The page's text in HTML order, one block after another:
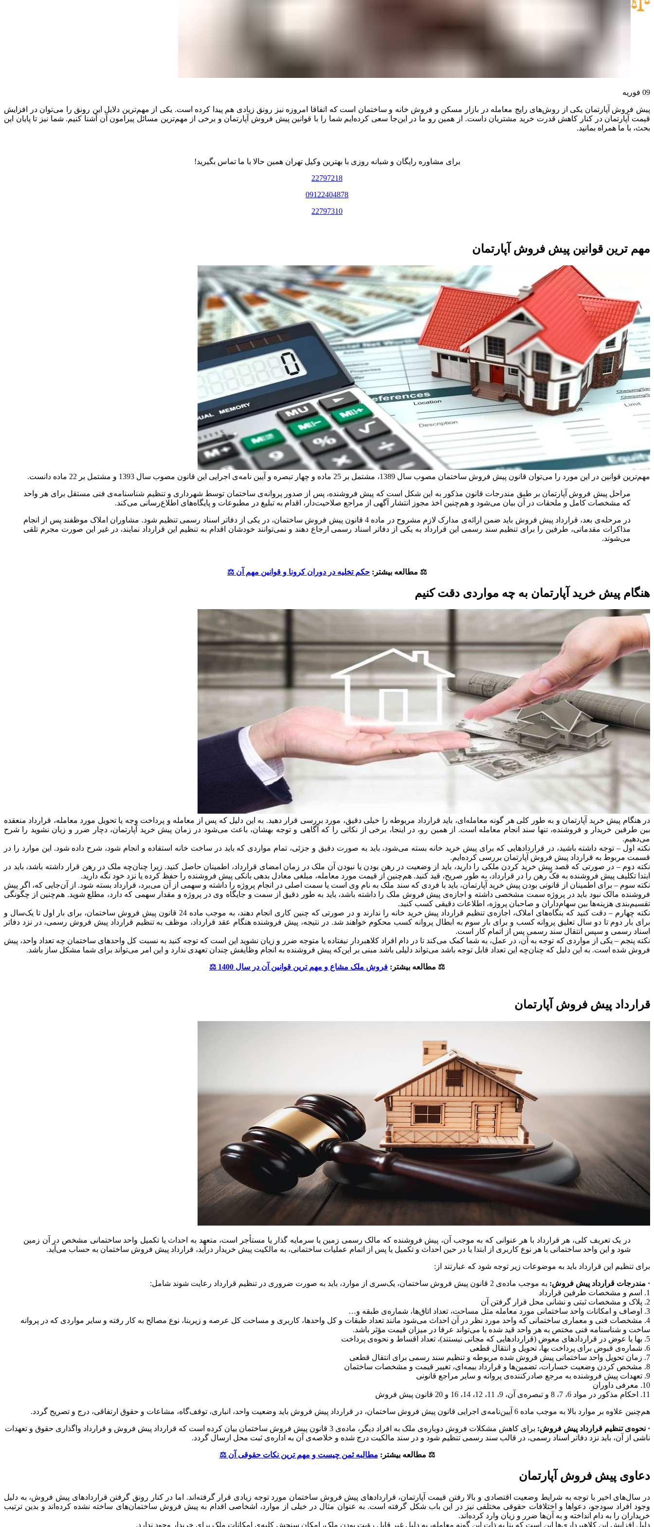
09 فوریه
پیش فروش آپارتمان یکی از روش‌های رایج معامله در بازار مسکن و فروش خانه و ساختمان است که اتفاقا امروزه نیز رونق زیادی هم پیدا کرده است. یکی از مهم‌ترین دلایل این رونق را می‌توان در افزایش
قیمت آپارتمان در کنار کاهش قدرت خرید مشتریان داست. از همین رو ما در این‌جا سعی کرده‌ایم شما را با قوانین پیش فروش آپارتمان و برخی از مهم‌ترین مسائل پیرامون آن آشنا کنیم. شما نیز تا پایان این
بحث، با ما همراه بمانید.
برای مشاوره رایگان و شبانه روزی با بهترین وکیل تهران همین حالا با ما تماس بگیرید!
22797218
09122404878
22797310
مهم ترین قوانین پیش فروش آپارتمان
مهم‌ترین قوانین در این مورد را می‌توان قانون پیش فروش ساختمان مصوب سال 1389، مشتمل بر 25 ماده و چهار تبصره و آیین نامه‌ی اجرایی این قانون مصوب سال 1393 و مشتمل بر 22 ماده دانست.
مراحل پیش فروش آپارتمان بر طبق مندرجات قانون مذکور به این شکل است که پیش فروشنده، پس از صدور پروانه‌ی ساختمان توسط شهرداری و تنظیم شناسنامه‌ی فنی مستقل برای هر واحد
که مشخصات کامل و ملحقات در آن بیان می‌‌شود و هم‌چنین اخذ مجوز انتشار آگهی از مراجع صلاحیت‌دار، اقدام به تبلیغ در مطبوعات و پایگاه‌‌های اطلاع‌رسانی می‌کند.
در مرحله‌ی بعد، قرارداد پیش فروش باید ضمن ارائه‌ی مدارک لازم مشروح در ماده 4 قانون پیش فروش ساختمان، در یکی از دفاتر اسناد رسمی تنظیم شود. مشاوران املاک موظفند پس از انجام
مذاکرات مقدماتی، طرفین را برای تنظیم سند رسمی این قرارداد به یکی از دفاتر اسناد رسمی ارجاع دهند و نمی‌‌توانند خودشان اقدام به تنظیم این قرارداد نمایند، در غیر این صورت مجرم تلقی
می‌‌شوند.
⚖️ مطالعه بیشتر: حکم تخلیه در دوران کرونا و قوانین مهم آن ⚖️
هنگام پیش خرید آپارتمان به چه مواردی دقت کنیم
در هنگام پیش خرید آپارتمان و به طور کلی هر گونه معامله‌ای، باید قرارداد مربوطه را خیلی دقیق، مورد بررسی قرار دهید. به این دلیل که پس از معامله و پرداخت وجه یا تحویل مورد معامله، قرارداد منعقده
بین طرفین خریدار و فروشنده، تنها سند انجام معامله است. از همین رو، در اینجا، برخی از نکاتی را که آگاهی و توجه بهشان، باعث می‌شود در زمان پیش خرید آپارتمان، دچار ضرر و زیان نشوید را شرح
می‌دهیم.
نکته اول – توجه داشته باشید، در قراردادهایی که برای پیش خرید خانه بسته می‌شود، باید به صورت دقیق و جزئی، تمام مواردی که باید در ساخت خانه استفاده و انجام شود، شرح داده شود. این موارد را در
قسمت مربوط به قرارداد پیش فروش آپارتمان بررسی کرده‌ایم.
نکته دوم – در صورتی که قصد پیش خرید کردن ملکی را دارید، باید از وضعیت در رهن بودن یا نبودن آن ملک در زمان امضای قرارداد، اطمینان حاصل کنید. زیرا چنان‌چه ملک در رهن قرار داشته باشد، باید در
ابتدا تکلیف پیش فروشنده به فکّ رهن را در قرارداد، به طور صریح، قید کنید. هم‌چنین از قیمت مورد معامله، مبلغی معادل بدهی بانکی پیش فروشنده را حفظ کرده یا نزد خود نگه دارید.
نکته سوم – برای اطمینان از قانونی بودن پیش خرید آپارتمان، باید با فردی که سند ملک به نام وی است یا سمت اصلی در انجام پروژه را داشته و سهمی از آن می‌برد، قرارداد بسته شود. از آن‌جایی که، اگر پیش
فروشنده مالک نبود باید در پروژه سمت مشخصی داشته و اجازه‌ی پیش فروش ملک را داشته باشد، باید به طور دقیق از سمت و جایگاه وی در پروژه و مقدار سهمی که دارد، مطلع شوید. هم‌چنین از چگونگی
تقسیم‌بندی هزینه‌ها بین سهام‌داران و صاحبان پروژه، اطلاعات دقیقی کسب کنید.
نکته چهارم – دقت کنید که بنگاه‌های املاک، اجازه‌ی تنظیم قرارداد پیش خرید خانه را ندارند و در صورتی که چنین کاری انجام دهند، به موجب ماده 24 قانون پیش فروش ساختمان، برای بار اول تا یک‌سال و
برای بار دوم تا دو سال تعلیق پروانه کسب و برای بار سوم به ابطال پروانه کسب محکوم خواهند شد. در نتیجه، پیش فروشنده هنگام عقد قرارداد، موظف به تنظیم قرارداد پیش فروش رسمی، در نزد دفاتر
اسناد رسمی و سپس انتقال سند رسمی پس از اتمام کار است.
نکته پنجم – یکی از مواردی که توجه به آن، در عمل، به شما کمک می‌کند تا در دام افراد کلاهبردار نیفتاده یا متوجه ضرر و زیان نشوید این است که توجه کنید به نسبت کل واحدهای ساختمان چه تعداد واحد، پیش
فروش شده است. به این دلیل که چنان‌چه این تعداد قابل توجه باشد می‌تواند دلیلی باشد مبنی بر این‌که پیش فروشنده به انجام وظایفش چندان تعهدی ندارد و این امر می‌تواند برای شما مشکل ساز باشد.
⚖️ مطالعه بیشتر: فروش ملک مشاع و مهم ترین قوانین آن در سال 1400 ⚖️
قرارداد پیش فروش آپارتمان
در یک تعریف کلی، هر قرارداد با هر عنوانی که به موجب آن، پیش فروشنده که مالک رسمی زمین یا سرمایه گذار یا مستأجر است، متعهد به احداث یا تکمیل واحد ساختمانی مشخص در آن زمین
شود و این واحد ساختمانی با هر نوع کاربری از ابتدا یا در حین احداث و تکمیل یا پس از اتمام عملیات ساختمانی، به مالکیت پیش خریدار درآید، قرارداد پیش فروش ساختمان به حساب می‌آید.
برای تنظیم این قرارداد باید به موضوعات زیر توجه شود که عبارتند از:
· مندرجات قرارداد پیش فروش: به موجب ماده‌ی 2 قانون پیش فروش ساختمان، یک‌سری از موارد، باید به صورت ضروری در تنظیم قرارداد رعایت شوند شامل:
1. اسم و مشخصات طرفین قرارداد
2. پلاک و مشخصات ثبتی و نشانی محل قرار گرفتن آن
3. اوصاف و امکانات واحد ساختمانی مورد معامله مثل مساحت، تعداد اتاق‌ها، شماره‌ی طبقه و…
4. مشخصات فنی و معماری ساختمانی که واحد مورد نظر در آن احداث می‌شود مانند تعداد طبقات و کل واحد‌ها، کاربری و مساحت کل عرصه و زیربنا، نوع مصالح به کار رفته و سایر مواردی که در پروانه
ساخت و شناسنامه فنی مختص به هر واحد قید شده یا می‌تواند عرفا در میزان قیمت مؤثر باشد.
5. بها یا عوض در قرارداد‌های معوض (قرارداد‌هایی که مجانی نیستند)، تعداد اقساط و نحوه‌ی پرداخت
6. شماره‌ی قبوض برای پرداخت بها، تحویل و انتقال قطعی
7. زمان تحویل واحد ساختمانی پیش‌ فروش شده مربوطه و تنظیم سند رسمی برای انتقال قطعی
8. مشخص کردن وضعیت خسارات، تضمین‌ها و قرارداد بیمه‌ای، تغییر قیمت و مشخصات ساختمان
9. تعهدات پیش ‌فروشنده به مرجع صادرکننده‌ی پروانه و سایر مراجع قانونی
10. معرفی داوران
11. احکام مذکور در مواد 6، 7، 8 و تبصره‌ی آن، 9، 11، 12، 14، 16 و 20 قانون پیش فروش
هم‌چنین علاوه بر موارد بالا به موجب ماده 6 آیین‌نامه‌ی اجرایی قانون پیش فروش ساختمان، در قرارداد پیش فروش باید وضعیت واحد، انباری، توقف‌گاه، مشاعات و حقوق ارتفاقی، درج و تصریح گردد.
· نحوه‌ی تنظیم قرارداد پیش فروش:
برای کاهش مشکلات فروش دوباره‌ی ملک به افراد دیگر، ماده‌ی 3 قانون پیش فروش ساختمان بیان کرده است که قرارداد پیش فروش و قرارداد واگذاری حقوق و تعهدات
ناشی از آن، باید نزد دفاتر اسناد رسمی، در قالب سند رسمی تنظیم شود و در سند مالکیت درج شده و خلاصه‌ی آن به اداره‌ی ثبت محل ارسال گردد.
⚖️ مطالعه بیشتر: مطالبه ثمن چیست و مهم ترین نکات حقوقی آن ⚖️
دعاوی پیش فروش آپارتمان
در سال‌های اخیر با توجه به شرایط وضعیت اقتصادی و بالا رفتن قیمت آپارتمان، قراردادهای پیش فروش ساختمان مورد توجه زیادی قرار گرفته‌اند. اما در کنار رونق گرفتن قراردادهای پیش فروش، به دلیل
وجود افراد سودجو، دعواها و اختلافات حقوقی مختلفی نیز در این باب شکل گرفته است. به عنوان مثال در خیلی از موارد، اشخاصی اقدام به پیش فروش ساختمان‌های ساخته نشده کرده‌اند و بدین ترتیب
خریداران را به دام انداخته و به آن‌ها ضرر و زیان وارد کرده‌اند.
دلیل افزایش این کلاهبرداری‌ها این است که بنا به ذات این گونه معامله، به دلیل غیر قابل رؤیت بودن ملک، امکان سنجش کلیه‌ی امکانات ملک برای خریدار وجود ندارد.